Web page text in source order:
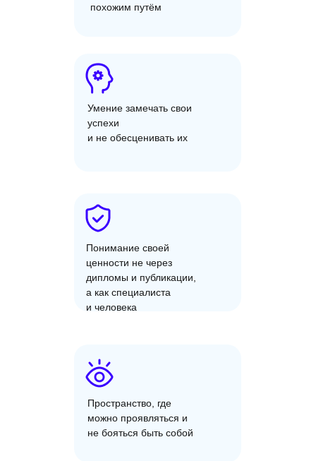
похожим путём
Умение замечать свои
успехи
и не обесценивать их
Понимание своей
ценности не через
дипломы и публикации,
а как специалиста
и человека
Пространство, где
можно проявляться и
не бояться быть собой